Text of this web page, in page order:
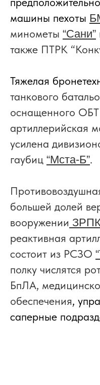
машины пехоты
минометы “Сани”
также ПТРК
Тяжелая
танкового
оснащенного ОБТ
артиллерийская
усилена
гаубиц “Мста-Б”.
большей долей
вооружении ЗРПК
реактивная
состоит из РСЗО
полку числятся
БпЛА,
обеспечения,
саперные